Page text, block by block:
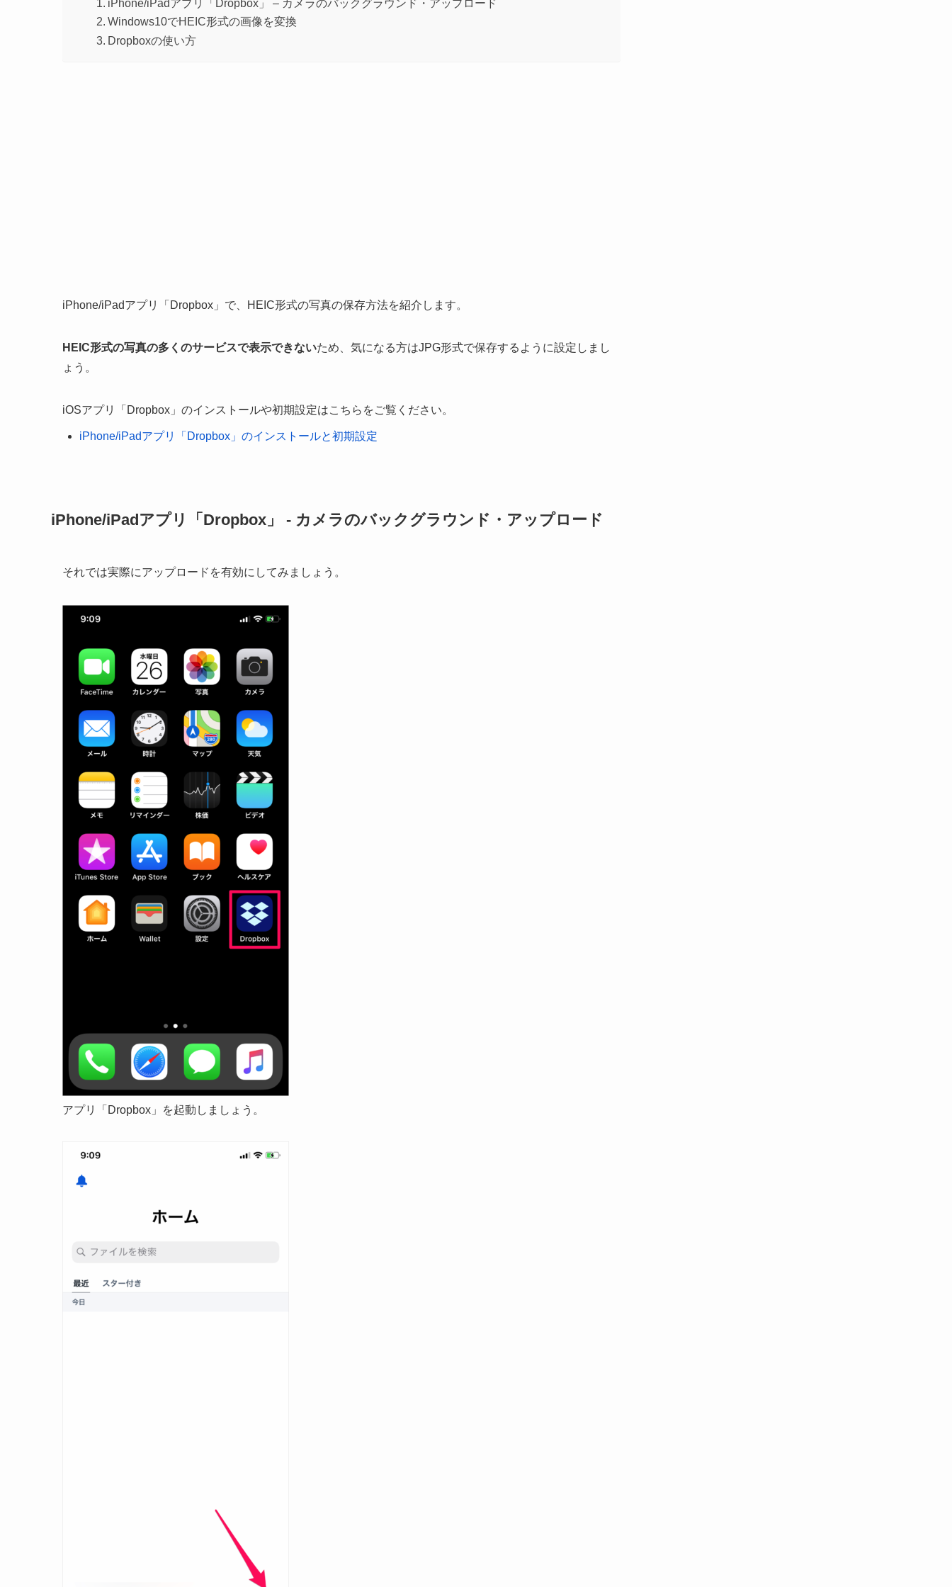
iPhone/iPadアプリ「Dropbox」 – カメラのバックグラウンド・アップロード
Windows10でHEIC形式の画像を変換
Dropboxの使い方
iPhone/iPadアプリ「Dropbox」で、HEIC形式の写真の保存方法を紹介します。
HEIC形式の写真の多くのサービスで表示できないため、気になる方はJPG形式で保存するように設定しまし
ょう。
iOSアプリ「Dropbox」のインストールや初期設定はこちらをご覧ください。
iPhone/iPadアプリ「Dropbox」のインストールと初期設定
iPhone/iPadアプリ「Dropbox」 - カメラのバックグラウンド・アップロード
それでは実際にアップロードを有効にしてみましょう。
アプリ「Dropbox」を起動しましょう。